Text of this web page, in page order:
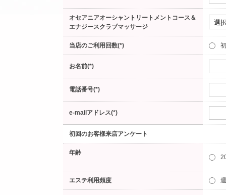
オセアニアオーシャントリートメントコース＆
エナジースクラブマッサージ
当店のご利用回数(*)
お名前(*)
電話番号(*)
e-mailアドレス(*)
初回のお客様来店アンケート
年齢
エステ利用頻度